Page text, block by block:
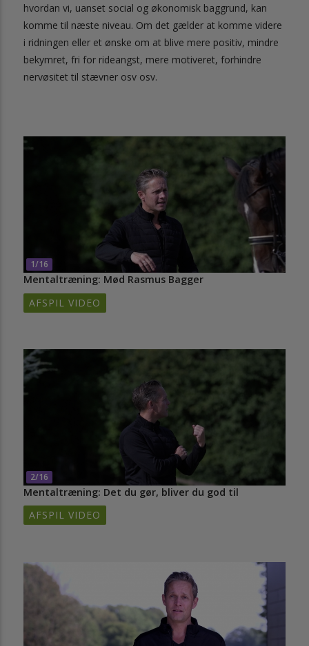
hvordan vi, uanset social og økonomisk baggrund, kan
komme til næste niveau. Om det gælder at komme videre
i ridningen eller et ønske om at blive mere positiv, mindre
bekymret, fri for rideangst, mere motiveret, forhindre
nervøsitet til stævner osv osv.
1/16
Mentaltræning: Mød Rasmus Bagger
AFSPIL VIDEO
2/16
Mentaltræning: Det du gør, bliver du god til
AFSPIL VIDEO